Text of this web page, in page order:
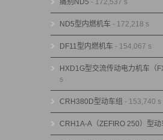
痛别ND5 - 172,537 s
ND5型内燃机车 - 172,218 s
DF11型内燃机车 - 154,067 s
HXD1G型交流传动电力机车（
s
CRH380D型动车组 - 153,740 s
CRH1A-A（ZEFIRO 250）型动